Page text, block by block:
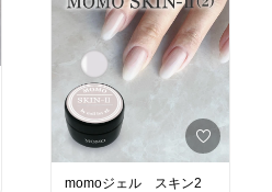
amuru nail シアーカラ
ー スキンカラー
ジェルネイル ちゅるんネ
イル ワンホンネイル
momoジェル スキン2